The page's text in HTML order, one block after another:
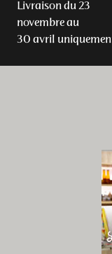
Livraison du 23
novembre au
30 avril